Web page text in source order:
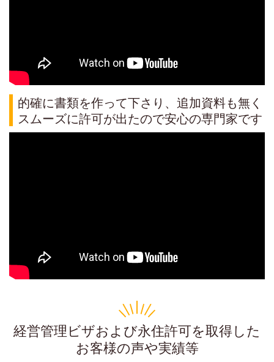
的確に書類を作って下さり、追加資料も無く
スムーズに許可が出たので安心の専門家です
経営管理ビザおよび永住許可を取得した
お客様の声や実績等